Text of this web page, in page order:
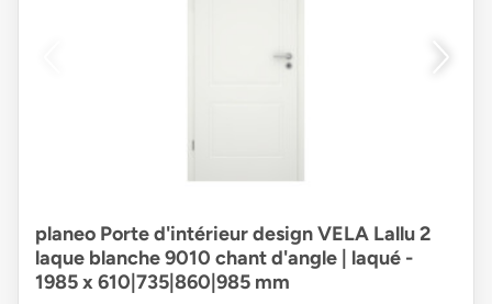
planeo Porte d'intérieur design VELA Lallu 2
laque blanche 9010 chant d'angle | laqué -
1985 x 610|735|860|985 mm